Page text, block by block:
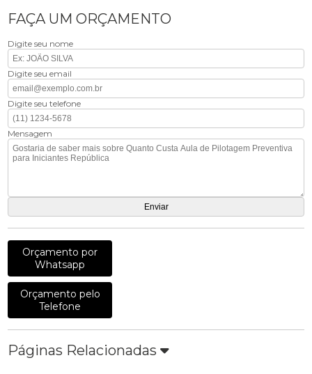
FAÇA UM ORÇAMENTO
Digite seu nome
Digite seu email
Digite seu telefone
Mensagem
Orçamento por
Whatsapp
Orçamento pelo
Telefone
Páginas Relacionadas